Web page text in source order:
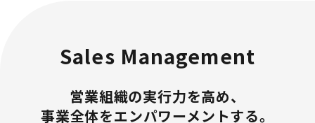
Sales Management
営業組織の実行力を高め、
事業全体をエンパワーメントする。